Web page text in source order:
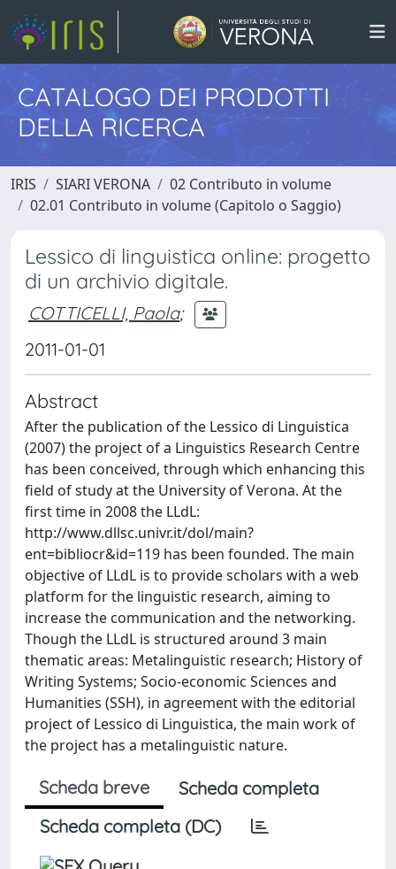
CATALOGO DEI PRODOTTI
DELLA RICERCA
IRIS SIARI VERONA
02 Contributo in volume
02.01 Contributo in volume (Capitolo o Saggio)
Lessico di linguistica online: progetto
di un archivio digitale.
COTTICELLI, Paola;
2011-01-01
Abstract
After the publication of the Lessico di Linguistica
(2007) the project of a Linguistics Research Centre
has been conceived, through which enhancing this
field of study at the University of Verona. At the
first time in 2008 the LLdL:
http://www.dllsc.univr.it/dol/main?
ent=bibliocr&id=119 has been founded. The main
objective of LLdL is to provide scholars with a web
platform for the linguistic research, aiming to
increase the communication and the networking.
Though the LLdL is structured around 3 main
thematic areas: Metalinguistic research; History of
Writing Systems; Socio-economic Sciences and
Humanities (SSH), in agreement with the editorial
project of Lessico di Linguistica, the main work of
the project has a metalinguistic nature.
Scheda breve
Scheda completa
Scheda completa (DC)